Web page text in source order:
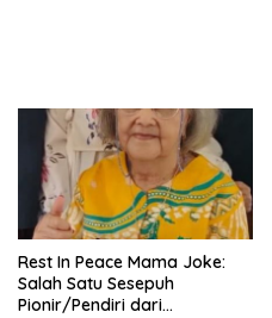
Rest In Peace Mama Joke:
Salah Satu Sesepuh
Pionir/Pendiri dari